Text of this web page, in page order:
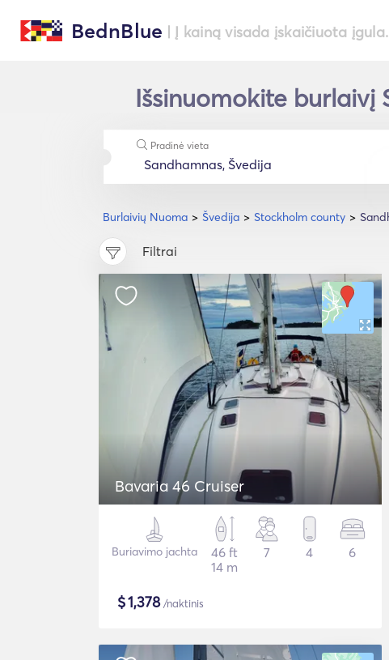
BednBlue | Į kainą visada įskaičiuota įgula.
Išsinuomokite burlaivį
Burlaivių Nuoma Švedija Stockholm county
Pradinė vieta
Filtrai
Bavaria 46 Cruiser
Buriavimo jachta
46 ft
14 m
7 4 6
$1,378/naktinis